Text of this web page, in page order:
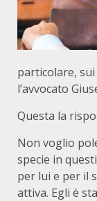
particolare,
l’avvocato
Questa la
Non voglio
specie in
per lui e per il
attiva. Egli è